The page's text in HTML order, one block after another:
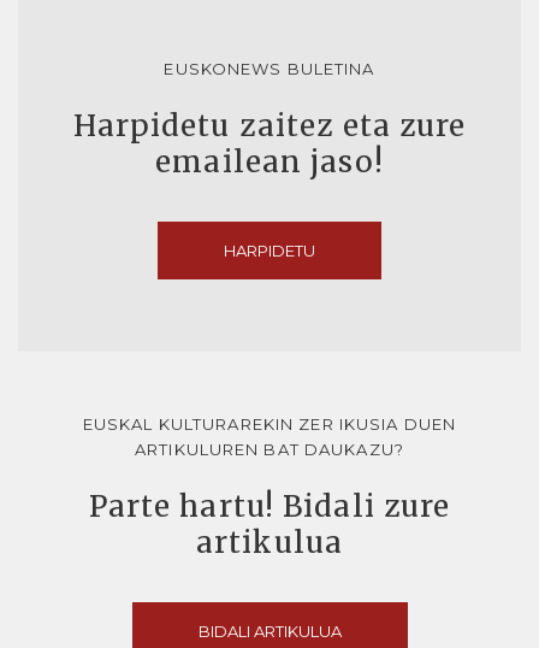
EUSKONEWS BULETINA
Harpidetu zaitez eta zure
emailean jaso!
HARPIDETU
EUSKAL KULTURAREKIN ZER IKUSIA DUEN
ARTIKULUREN BAT DAUKAZU?
Parte hartu! Bidali zure
artikulua
BIDALI ARTIKULUA